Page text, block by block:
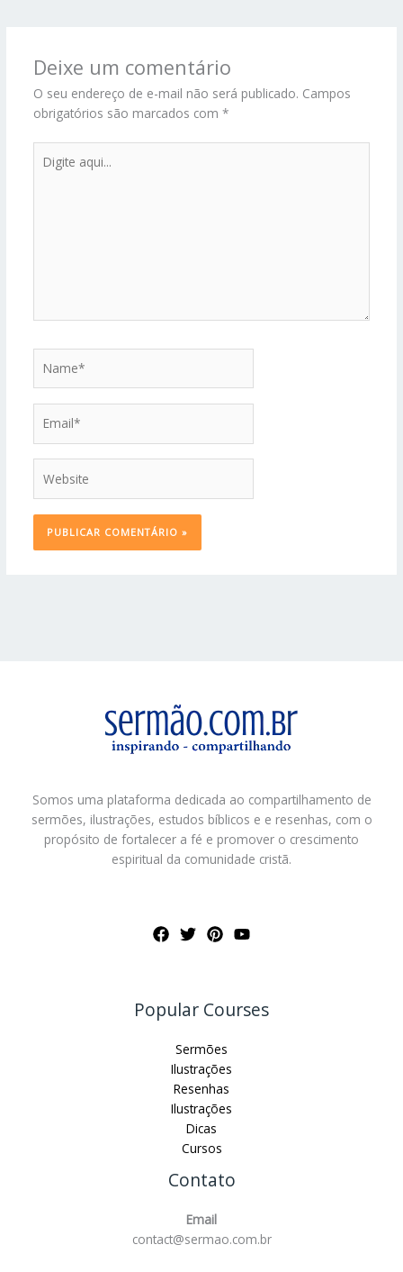
Deixe um comentário
O seu endereço de e-mail não será publicado. Campos
obrigatórios são marcados com *
aqui...
Somos uma plataforma dedicada ao compartilhamento de
sermões, ilustrações, estudos bíblicos e e resenhas, com o
propósito de fortalecer a fé e promover o crescimento
espiritual da comunidade cristã.
Popular Courses
Sermões
Ilustrações
Resenhas
Ilustrações
Dicas
Cursos
Contato
Email
contact@sermao.com.br